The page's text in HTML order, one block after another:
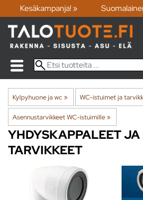
Kesäkampanja! »
Kylpyhuone ja wc‪» WC-istuimet ja
Asennustarvikkeet WC-istuimille‪»
YHDYSKAPPALEET JA
TARVIKKEET